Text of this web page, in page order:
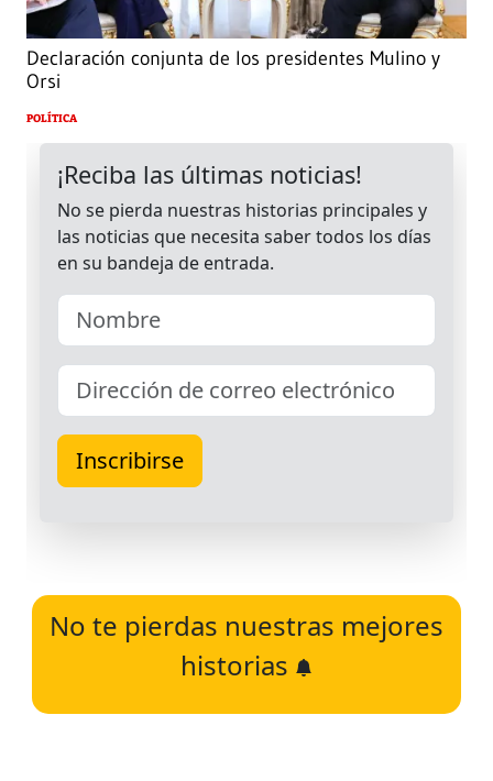
Declaración conjunta de los presidentes Mulino y
Orsi
POLÍTICA
No te pierdas nuestras mejores
historias